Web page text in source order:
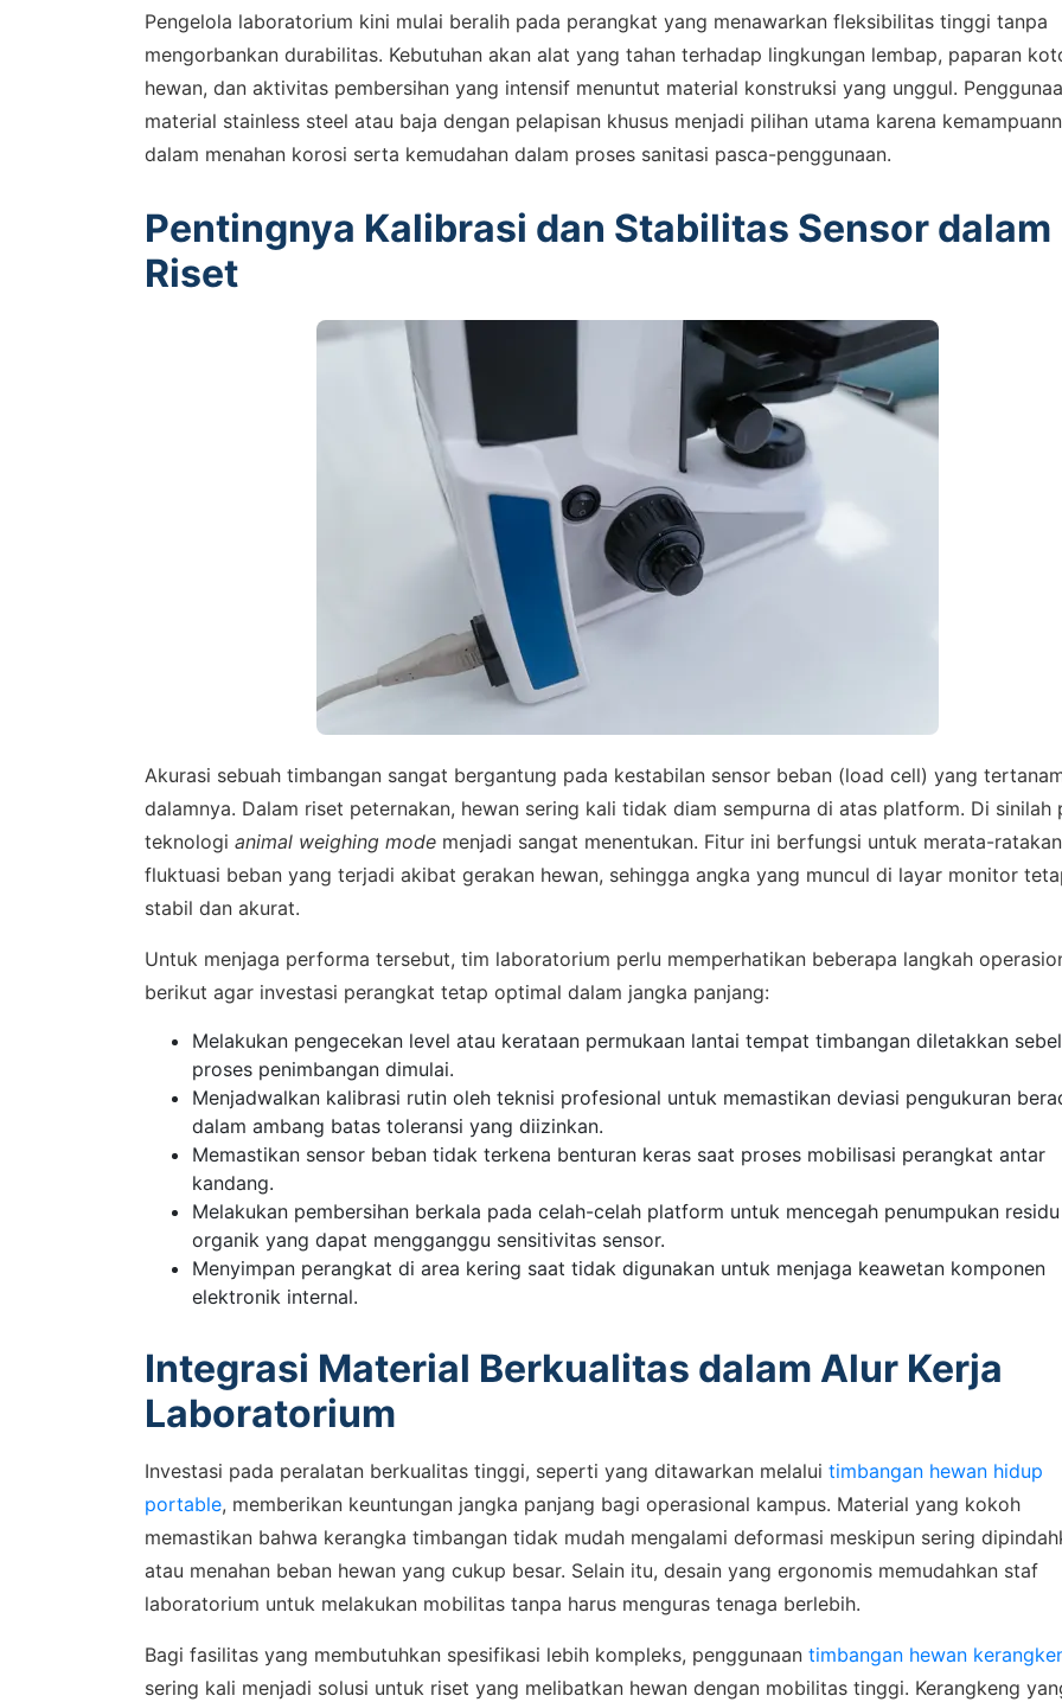
Pengelola laboratorium kini mulai beralih pada perangkat yang menawarkan fleksibilitas tinggi tanpa
mengorbankan durabilitas. Kebutuhan akan alat yang tahan terhadap lingkungan lembap, paparan
hewan, dan aktivitas pembersihan yang intensif menuntut material konstruksi yang unggul.
material stainless steel atau baja dengan pelapisan khusus menjadi pilihan utama karena
dalam menahan korosi serta kemudahan dalam proses sanitasi pasca-penggunaan.
Pentingnya Kalibrasi dan Stabilitas Sensor dalam
Riset
Akurasi sebuah timbangan sangat bergantung pada kestabilan sensor beban (load cell) yang
dalamnya. Dalam riset peternakan, hewan sering kali tidak diam sempurna di atas platform. Di sinilah
teknologi animal weighing mode menjadi sangat menentukan. Fitur ini berfungsi untuk merata-ratakan
fluktuasi beban yang terjadi akibat gerakan hewan, sehingga angka yang muncul di layar monitor
stabil dan akurat.
Untuk menjaga performa tersebut, tim laboratorium perlu memperhatikan beberapa langkah
berikut agar investasi perangkat tetap optimal dalam jangka panjang:
Melakukan pengecekan level atau kerataan permukaan lantai tempat timbangan diletakkan
proses penimbangan dimulai.
Menjadwalkan kalibrasi rutin oleh teknisi profesional untuk memastikan deviasi pengukuran
dalam ambang batas toleransi yang diizinkan.
Memastikan sensor beban tidak terkena benturan keras saat proses mobilisasi perangkat antar
kandang.
Melakukan pembersihan berkala pada celah-celah platform untuk mencegah penumpukan residu
organik yang dapat mengganggu sensitivitas sensor.
Menyimpan perangkat di area kering saat tidak digunakan untuk menjaga keawetan komponen
elektronik internal.
Integrasi Material Berkualitas dalam Alur Kerja
Laboratorium
Investasi pada peralatan berkualitas tinggi, seperti yang ditawarkan melalui timbangan hewan hidup
portable, memberikan keuntungan jangka panjang bagi operasional kampus. Material yang kokoh
memastikan bahwa kerangka timbangan tidak mudah mengalami deformasi meskipun sering
atau menahan beban hewan yang cukup besar. Selain itu, desain yang ergonomis memudahkan staf
laboratorium untuk melakukan mobilitas tanpa harus menguras tenaga berlebih.
Bagi fasilitas yang membutuhkan spesifikasi lebih kompleks, penggunaan timbangan hewan
sering kali menjadi solusi untuk riset yang melibatkan hewan dengan mobilitas tinggi. Kerangkeng
SALES ASSISTANCE
Hubungi Tim Sales
Konsultasikan kebutuhan proyek Anda, dapatkan estimasi cepat via
WhatsApp.
Admin 1
62811893101